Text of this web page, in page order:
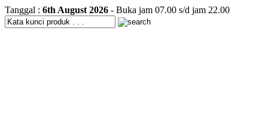
Tanggal : 6th August 2026 - Buka jam 07.00 s/d jam 22.00